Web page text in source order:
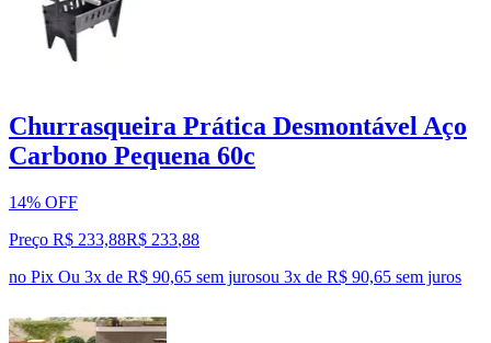
Churrasqueira Prática Desmontável Aço
Carbono Pequena 60c
14% OFF
Preço R$ 233,88R$ 233,88
no Pix Ou 3x de R$ 90,65 sem jurosou 3x de R$ 90,65 sem juros